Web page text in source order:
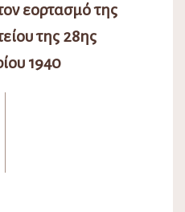
εορτασμό της
της 28ης
1940